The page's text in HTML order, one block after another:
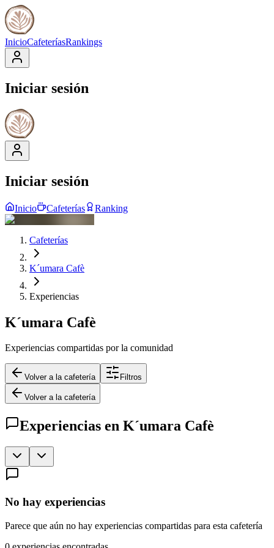
InicioCafeteríasRankings
Iniciar sesión
Iniciar sesión
Inicio Cafeterías Ranking
Cafeterías
K´umara Cafè
Experiencias
K´umara Cafè
Experiencias compartidas por la comunidad
Volver a la cafetería Filtros
Volver a la cafetería
Experiencias en K´umara Cafè
No hay experiencias
Parece que aún no hay experiencias compartidas para esta cafetería